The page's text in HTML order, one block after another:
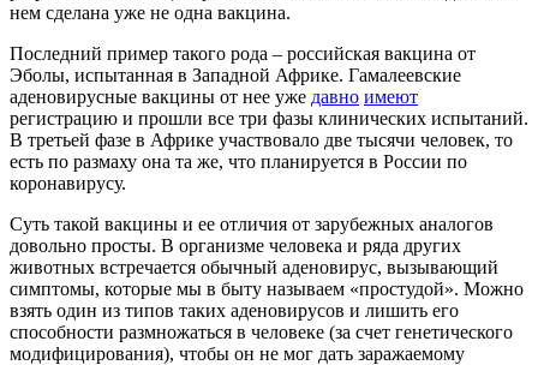
нем сделана уже не одна вакцина.
Последний пример такого рода – российская вакцина от
Эболы, испытанная в Западной Африке. Гамалеевские
аденовирусные вакцины от нее уже давно имеют
регистрацию и прошли все три фазы клинических испытаний.
В третьей фазе в Африке участвовало две тысячи человек, то
есть по размаху она та же, что планируется в России по
коронавирусу.
Суть такой вакцины и ее отличия от зарубежных аналогов
довольно просты. В организме человека и ряда других
животных встречается обычный аденовирус, вызывающий
симптомы, которые мы в быту называем «простудой». Можно
взять один из типов таких аденовирусов и лишить его
способности размножаться в человеке (за счет генетического
модифицирования), чтобы он не мог дать заражаемому